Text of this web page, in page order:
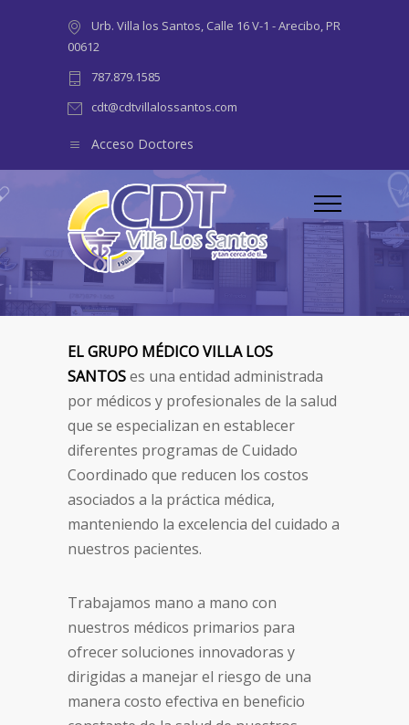
Urb. Villa los Santos, Calle 16 V-1 - Arecibo, PR
00612
787.879.1585
cdt@cdtvillalossantos.com
Acceso Doctores
EL GRUPO MÉDICO VILLA LOS
SANTOSes una entidad administrada
por médicos y profesionales de la salud
que se especializan en establecer
diferentes programas de Cuidado
Coordinado que reducen los costos
asociados a la práctica médica,
manteniendo la excelencia del cuidado a
nuestros pacientes.
Trabajamos mano a mano con
nuestros médicos primarios para
ofrecer soluciones innovadoras y
dirigidas a manejar el riesgo de una
manera costo efectiva en beneficio